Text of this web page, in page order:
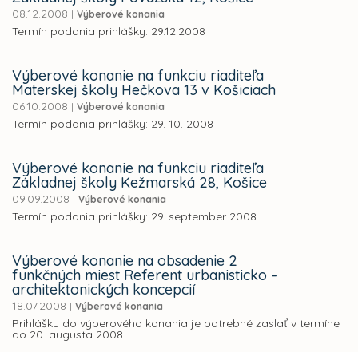
08.12.2008 | Výberové konania
Termín podania prihlášky: 29.12.2008
Výberové konanie na funkciu riaditeľa
Materskej školy Hečkova 13 v Košiciach
06.10.2008 | Výberové konania
Termín podania prihlášky: 29. 10. 2008
Výberové konanie na funkciu riaditeľa
Základnej školy Kežmarská 28, Košice
09.09.2008 | Výberové konania
Termín podania prihlášky: 29. september 2008
Výberové konanie na obsadenie 2
funkčných miest Referent urbanisticko –
architektonických koncepcií
18.07.2008 | Výberové konania
Prihlášku do výberového konania je potrebné zaslať v termíne
do 20. augusta 2008